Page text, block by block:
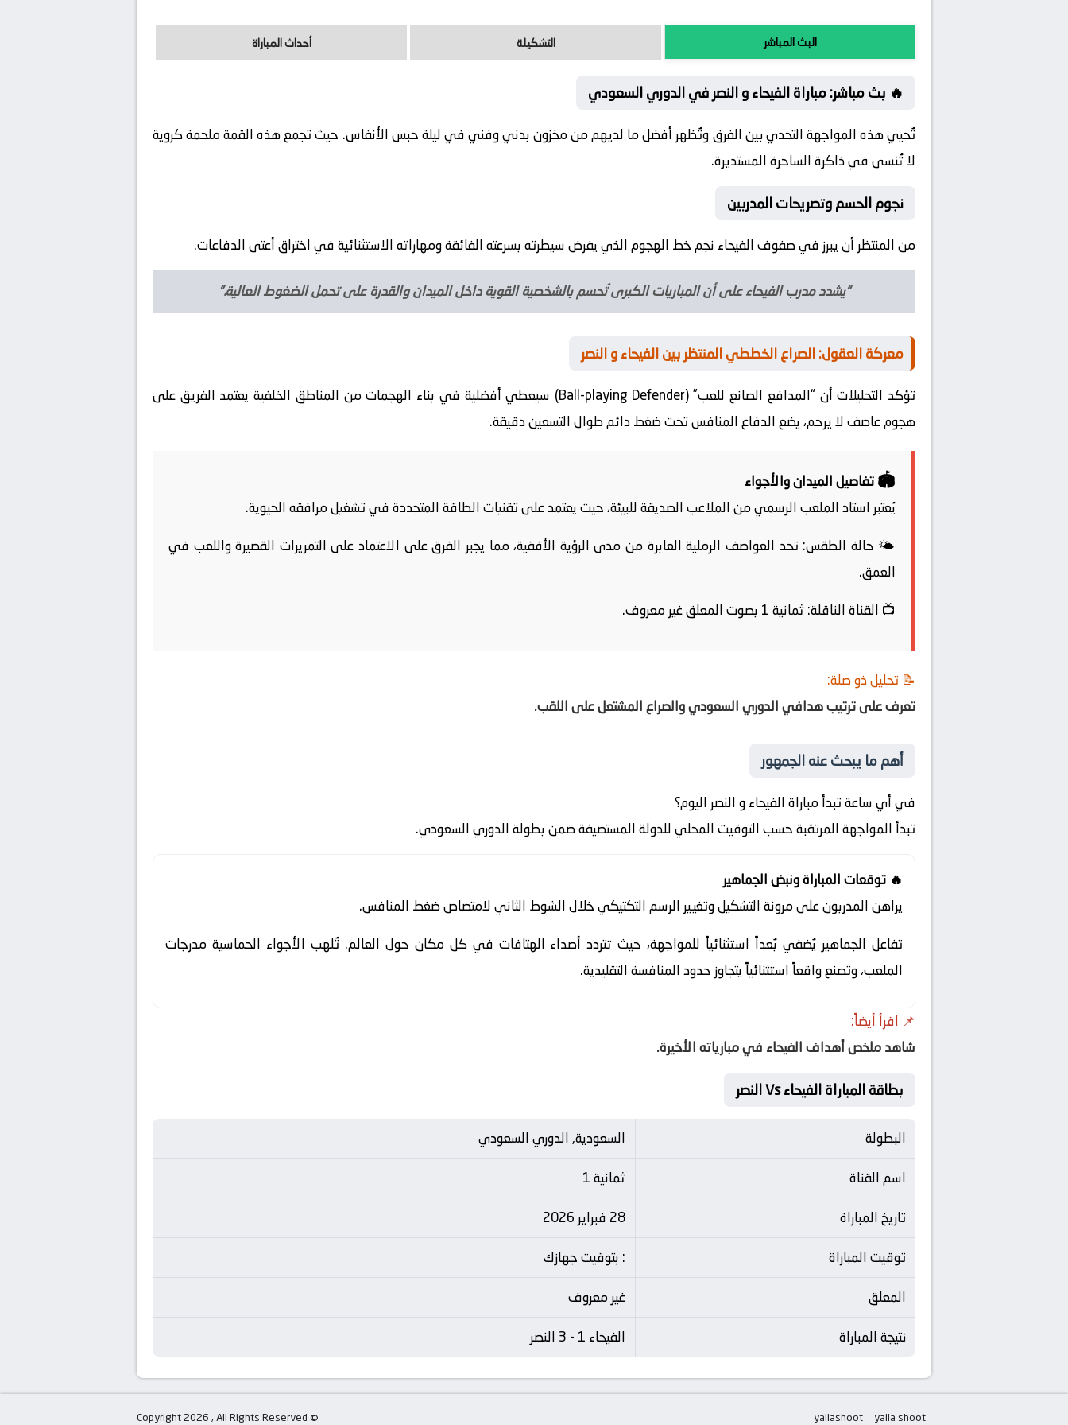
البث المباشر التشكيلة أحداث المباراة
🔥 بث مباشر: مباراة الفيحاء و النصر في الدوري السعودي
تُحيي هذه المواجهة التحدي بين الفرق وتُظهر أفضل ما لديهم من مخزون بدني وفني في ليلة حبس الأنفاس. حيث تجمع هذه القمة ملحمة كروية
لا تُنسى في ذاكرة الساحرة المستديرة.
نجوم الحسم وتصريحات المدربين
من المنتظر أن يبرز في صفوف الفيحاء نجم خط الهجوم الذي يفرض سيطرته بسرعته الفائقة ومهاراته الاستثنائية في اختراق أعتى الدفاعات.
“يشدد مدرب الفيحاء على أن المباريات الكبرى تُحسم بالشخصية القوية داخل الميدان والقدرة على تحمل الضغوط العالية.”
معركة العقول: الصراع الخططي المنتظر بين الفيحاء و النصر
تؤكد التحليلات أن “المدافع الصانع للعب” (Ball-playing Defender) سيعطي أفضلية في بناء الهجمات من المناطق الخلفية يعتمد الفريق على
هجوم عاصف لا يرحم، يضع الدفاع المنافس تحت ضغط دائم طوال التسعين دقيقة.
🏟️تفاصيل الميدان والأجواء
يُعتبر استاد الملعب الرسمي من الملاعب الصديقة للبيئة، حيث يعتمد على تقنيات الطاقة المتجددة في تشغيل مرافقه الحيوية.
🌤️ حالة الطقس: تحد العواصف الرملية العابرة من مدى الرؤية الأفقية، مما يجبر الفرق على الاعتماد على التمريرات القصيرة واللعب في
العمق.
📺 القناة الناقلة:ثمانية 1 بصوت المعلق غير معروف.
📝 تحليل ذو صلة:
تعرف على ترتيب هدافي الدوري السعودي والصراع المشتعل على اللقب.
أهم ما يبحث عنه الجمهور
في أي ساعة تبدأ مباراة الفيحاء و النصر اليوم؟
تبدأ المواجهة المرتقبة حسب التوقيت المحلي للدولة المستضيفة ضمن بطولة الدوري السعودي.
🔥 توقعات المباراة ونبض الجماهير
يراهن المدربون على مرونة التشكيل وتغيير الرسم التكتيكي خلال الشوط الثاني لامتصاص ضغط المنافس.
تفاعل الجماهير يُضفي بُعداً استثنائياً للمواجهة، حيث تتردد أصداء الهتافات في كل مكان حول العالم. تُلهب الأجواء الحماسية مدرجات
الملعب، وتصنع واقعاً استثنائياً يتجاوز حدود المنافسة التقليدية.
📌 اقرأ أيضاً:
شاهد ملخص أهداف الفيحاء في مبارياته الأخيرة.
بطاقة المباراة الفيحاء Vs النصر
البطولة
السعودية, الدوري السعودي
اسم القناة
ثمانية 1
تاريخ المباراة
28 فبراير 2026
توقيت المباراة
: بتوقيت جهازك
المعلق
غير معروف
نتيجة المباراة
الفيحاء 1 - 3 النصر
yalla shoot
yallashoot
© Copyright 2026 , All Rights Reserved